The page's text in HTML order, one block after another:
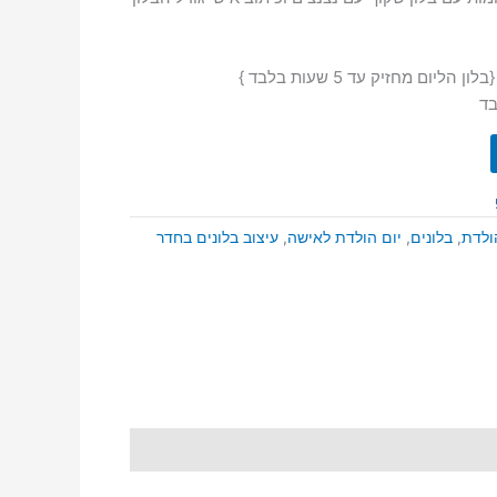
,בלונים, יום הולדת לאישה,עיצוב בלונים בחדר